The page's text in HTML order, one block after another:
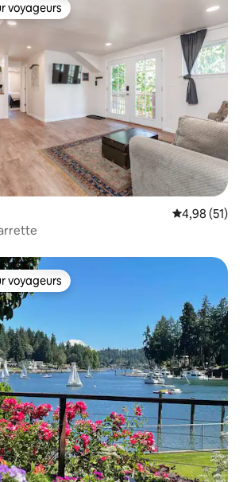
les plus appréciés
voyageurs
Évaluation
4,98 (51)
les plus appréciés
voyageurs